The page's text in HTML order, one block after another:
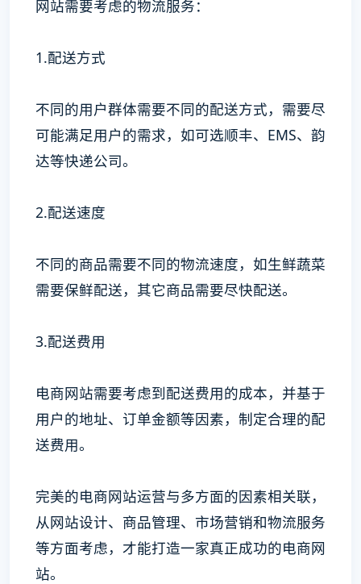
网站需要考虑的物流服务：
1.配送方式
不同的用户群体需要不同的配送方式，需要尽
可能满足用户的需求，如可选顺丰、EMS、韵
达等快递公司。
2.配送速度
不同的商品需要不同的物流速度，如生鲜蔬菜
需要保鲜配送，其它商品需要尽快配送。
3.配送费用
电商网站需要考虑到配送费用的成本，并基于
用户的地址、订单金额等因素，制定合理的配
送费用。
完美的电商网站运营与多方面的因素相关联，
从网站设计、商品管理、市场营销和物流服务
等方面考虑，才能打造一家真正成功的电商网
站。